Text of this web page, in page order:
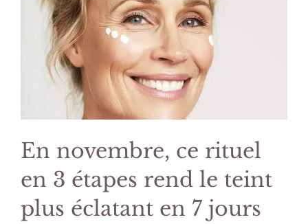
En novembre, ce rituel
en 3 étapes rend le teint
plus éclatant en 7 jours